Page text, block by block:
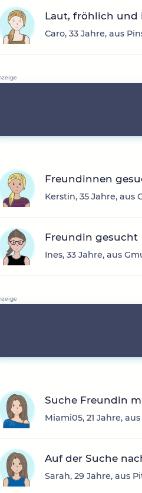
Laut, fröhlich und
Caro, 33 Jahre, aus
Freundinnen
Kerstin, 35 Jahre, aus
Freundin gesucht
Ines, 33 Jahre, aus
Suche Freundin
Miami05, 21 Jahre,
Auf der Suche
Sarah, 29 Jahre, aus